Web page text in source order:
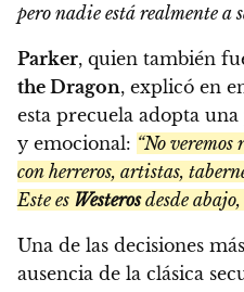
pero nadie está realmente a
Parker, quien también
the Dragon, explicó en
esta precuela adopta
y emocional: “No veremos
con herreros, artistas,
Este es Westerosdesde abajo,
Una de las decisiones
ausencia de la clásica